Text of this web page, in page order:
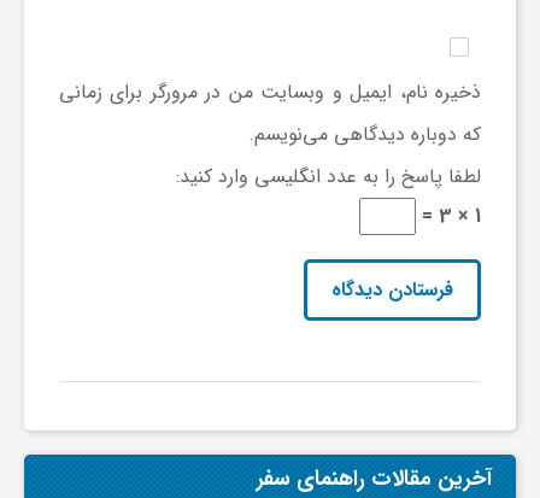
ذخیره نام، ایمیل و وبسایت من در مرورگر برای زمانی
که دوباره دیدگاهی می‌نویسم.
لطفا پاسخ را به عدد انگلیسی وارد کنید:
1 × 3 =
آخرین مقالات راهنمای سفر